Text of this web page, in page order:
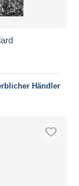
Händler